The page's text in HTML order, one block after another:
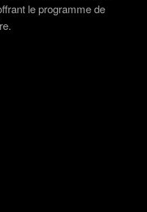
le programme de